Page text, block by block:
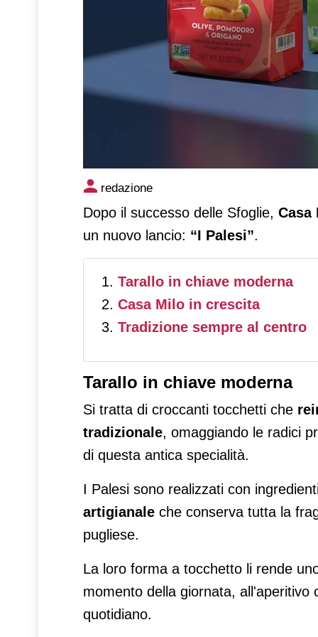
Casa Milo lancia “I
innovativi
redazione
Dopo il successo delle Sfoglie, Casa
un nuovo lancio: “I Palesi”.
Tarallo in chiave moderna
Casa Milo in crescita
Tradizione sempre al centro
Tarallo in chiave moderna
Si tratta di croccanti tocchetti che
tradizionale, omaggiando le radici
di questa antica specialità.
I Palesi sono realizzati con
artigianale che conserva tutta la
pugliese.
La loro forma a tocchetto li rende
momento della giornata,
quotidiano.